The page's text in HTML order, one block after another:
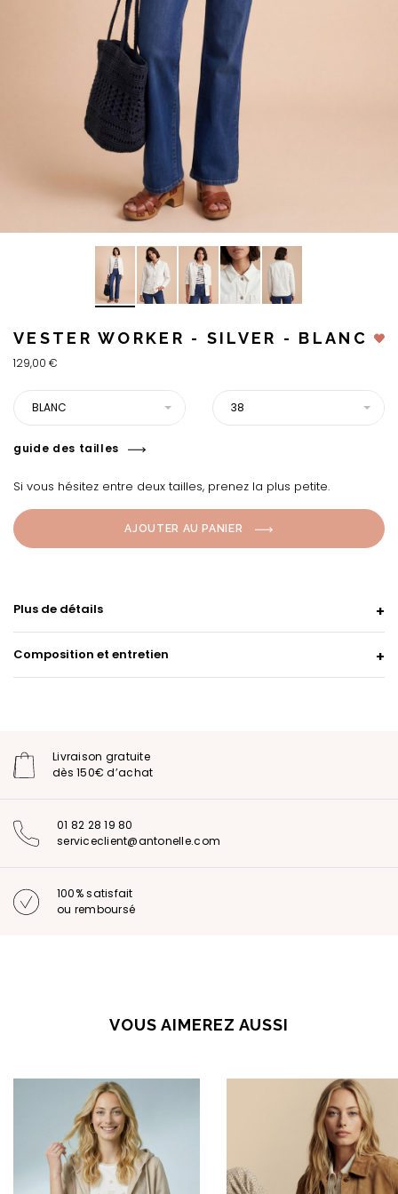
VESTER WORKER - SILVER - BLANC
129,00 €
BLANC 38
guide des tailles
Si vous hésitez entre deux tailles, prenez la plus petite.
AJOUTER AU PANIER
Plus de détails
Composition et entretien
Livraison gratuite
dès 150€ d’achat
01 82 28 19 80
serviceclient@antonelle.com
100% satisfait
ou remboursé
VOUS AIMEREZ AUSSI